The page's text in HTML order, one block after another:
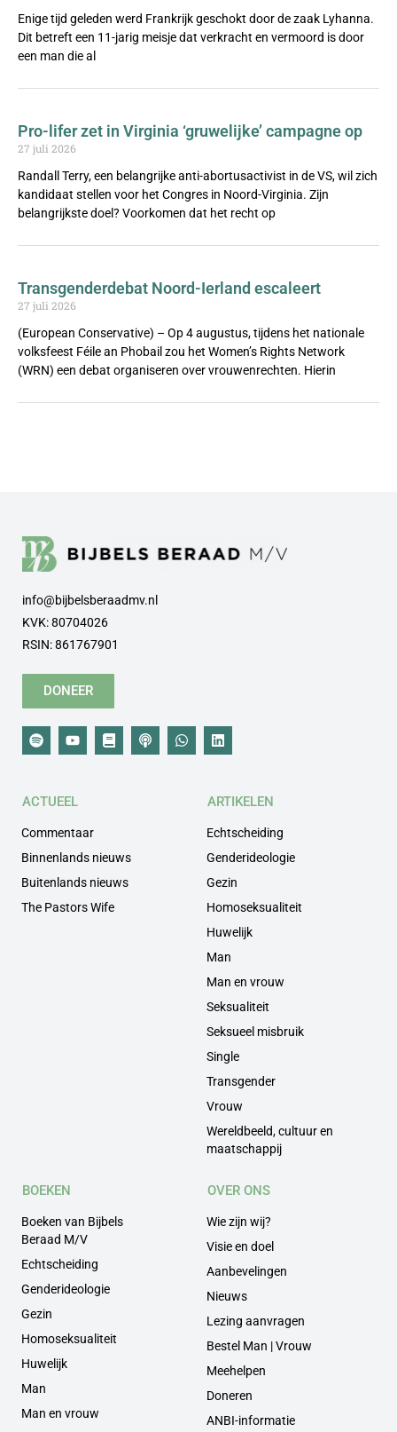
Enige tijd geleden werd Frankrijk geschokt door de zaak Lyhanna.
Dit betreft een 11-jarig meisje dat verkracht en vermoord is door
een man die al
Pro-lifer zet in Virginia ‘gruwelijke’ campagne op
27 juli 2026
Randall Terry, een belangrijke anti-abortusactivist in de VS, wil zich
kandidaat stellen voor het Congres in Noord-Virginia. Zijn
belangrijkste doel? Voorkomen dat het recht op
Transgenderdebat Noord-Ierland escaleert
27 juli 2026
(European Conservative) – Op 4 augustus, tijdens het nationale
volksfeest Féile an Phobail zou het Women’s Rights Network
(WRN) een debat organiseren over vrouwenrechten. Hierin
info@bijbelsberaadmv.nl
KVK: 80704026
RSIN: 861767901
DONEER
ACTUEEL
Commentaar
Binnenlands nieuws
Buitenlands nieuws
The Pastors Wife
ARTIKELEN
Echtscheiding
Genderideologie
Gezin
Homoseksualiteit
Huwelijk
Man
Man en vrouw
Seksualiteit
Seksueel misbruik
Single
Transgender
Vrouw
Wereldbeeld, cultuur en
maatschappij
BOEKEN
Boeken van Bijbels
Beraad M/V
Echtscheiding
Genderideologie
Gezin
Homoseksualiteit
Huwelijk
Man
Man en vrouw
OVER ONS
Wie zijn wij?
Visie en doel
Aanbevelingen
Nieuws
Lezing aanvragen
Bestel Man | Vrouw
Meehelpen
Doneren
ANBI-informatie